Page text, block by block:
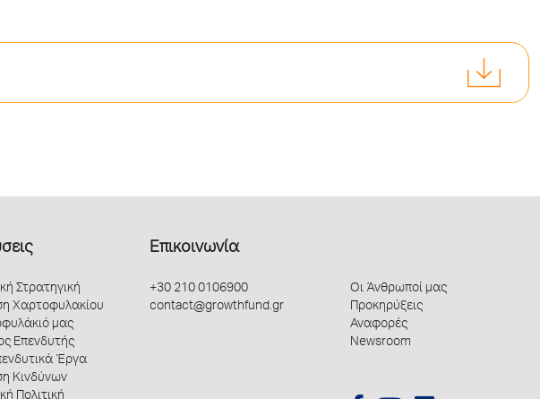
Στρατηγική
Χαρτοφυλακίου
μας
Επενδυτής
Έργα
Κινδύνων
Πολιτική
Επικοινωνία
+30 210 0106900
contact@growthfund.gr
Οι Άνθρωποί μας
Προκηρύξεις
Αναφορές
Newsroom